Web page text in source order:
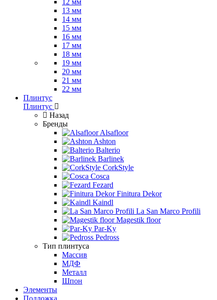
12 мм
13 мм
14 мм
15 мм
16 мм
17 мм
18 мм
19 мм
20 мм
21 мм
22 мм
Плинтус
Плинтус
Назад
Бренды
Alsafloor
Ashton
Balterio
Barlinek
CorkStyle
Cosca
Fezard
Finitura Dekor
Kaindl
La San Marco Profili
Magestik floor
Par-Ky
Pedross
Тип плинтуса
Массив
МДФ
Металл
Шпон
Элементы
Подложка